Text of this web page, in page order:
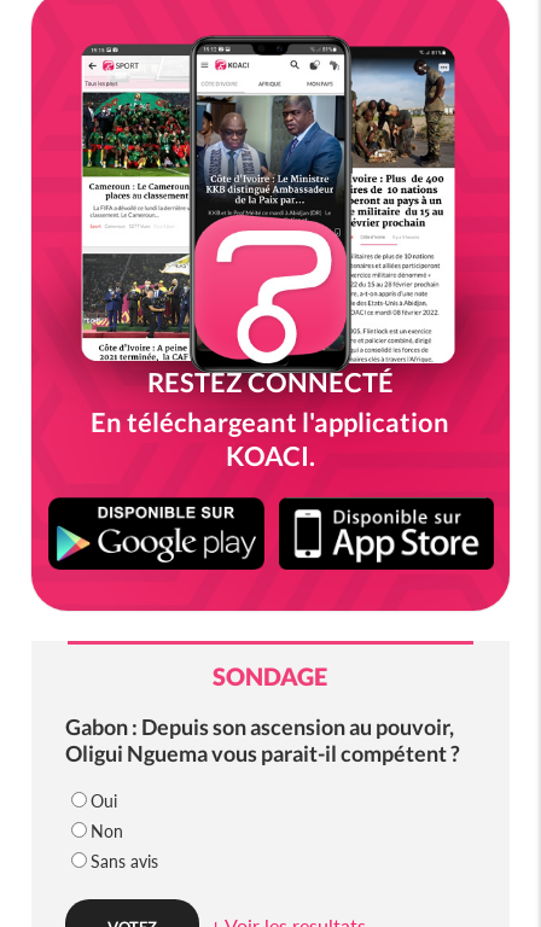
RESTEZ CONNECTÉ
En téléchargeant l'application
KOACI.
SONDAGE
Gabon : Depuis son ascension au pouvoir,
Oligui Nguema vous parait-il compétent ?
Oui
Non
Sans avis